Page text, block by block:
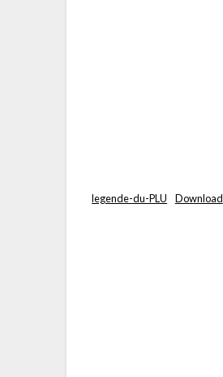
legende-du-PLU Download